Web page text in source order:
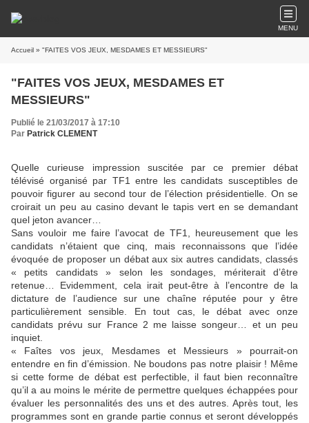
MENU
Accueil » "FAITES VOS JEUX, MESDAMES ET MESSIEURS"
"FAITES VOS JEUX, MESDAMES ET
MESSIEURS"
Publié le 21/03/2017 à 17:10
Par Patrick CLEMENT
Quelle curieuse impression suscitée par ce premier débat
télévisé organisé par TF1 entre les candidats susceptibles de
pouvoir figurer au second tour de l’élection présidentielle. On se
croirait un peu au casino devant le tapis vert en se demandant
quel jeton avancer…
Sans vouloir me faire l’avocat de TF1, heureusement que les
candidats n’étaient que cinq, mais reconnaissons que l’idée
évoquée de proposer un débat aux six autres candidats, classés
« petits candidats » selon les sondages, mériterait d’être
retenue… Evidemment, cela irait peut-être à l’encontre de la
dictature de l’audience sur une chaîne réputée pour y être
particulièrement sensible. En tout cas, le débat avec onze
candidats prévu sur France 2 me laisse songeur… et un peu
inquiet.
« Faîtes vos jeux, Mesdames et Messieurs » pourrait-on
entendre en fin d’émission. Ne boudons pas notre plaisir ! Même
si cette forme de débat est perfectible, il faut bien reconnaître
qu’il a au moins le mérite de permettre quelques échappées pour
évaluer les personnalités des uns et des autres. Après tout, les
programmes sont en grande partie connus et seront développés